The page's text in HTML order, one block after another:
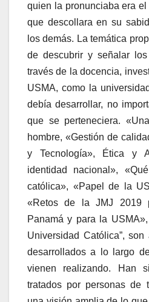
quien la pronunciaba era
que descollara en su
los demás. La temática
de descubrir y señalar
través de la docencia,
USMA, como la
debía desarrollar, no
que se perteneciera.
hombre, «Gestión de
y Tecnología», Ética y
identidad nacional»,
católica», «Papel de la
«Retos de la JMJ 2019
Panamá y para la
Universidad Católica”,
desarrollados a lo largo
vienen realizando. Han
tratados por personas de